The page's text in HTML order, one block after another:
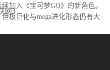
加入《宝可梦GO》的新角色。
极巨化与mega进化形态仍有大